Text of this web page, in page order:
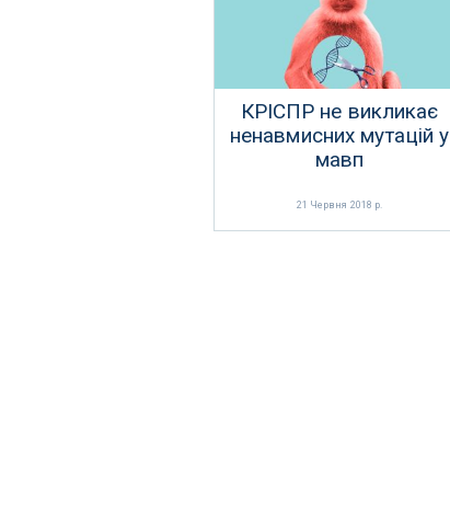
КРІСПР не викликає
ненавмисних мутацій у
мавп
21 Червня 2018 р.